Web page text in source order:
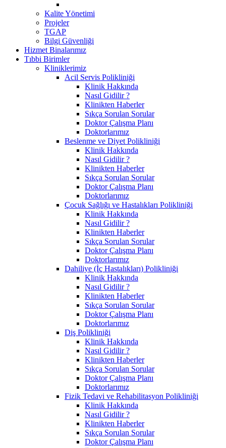
Kalite Yönetimi
Projeler
TGAP
Bilgi Güvenliği
Hizmet Binalarımız
Tıbbi Birimler
Kliniklerimiz
Acil Servis Polikliniği
Klinik Hakkında
Nasıl Gidilir ?
Klinikten Haberler
Sıkça Sorulan Sorular
Doktor Çalışma Planı
Doktorlarımız
Beslenme ve Diyet Polikliniği
Klinik Hakkında
Nasıl Gidilir ?
Klinikten Haberler
Sıkça Sorulan Sorular
Doktor Çalışma Planı
Doktorlarımız
Çocuk Sağlığı ve Hastalıkları Polikliniği
Klinik Hakkında
Nasıl Gidilir ?
Klinikten Haberler
Sıkça Sorulan Sorular
Doktor Çalışma Planı
Doktorlarımız
Dahiliye (İç Hastalıkları) Polikliniği
Klinik Hakkında
Nasıl Gidilir ?
Klinikten Haberler
Sıkça Sorulan Sorular
Doktor Çalışma Planı
Doktorlarımız
Diş Polikliniği
Klinik Hakkında
Nasıl Gidilir ?
Klinikten Haberler
Sıkça Sorulan Sorular
Doktor Çalışma Planı
Doktorlarımız
Fizik Tedavi ve Rehabilitasyon Polikliniği
Klinik Hakkında
Nasıl Gidilir ?
Klinikten Haberler
Sıkça Sorulan Sorular
Doktor Çalışma Planı